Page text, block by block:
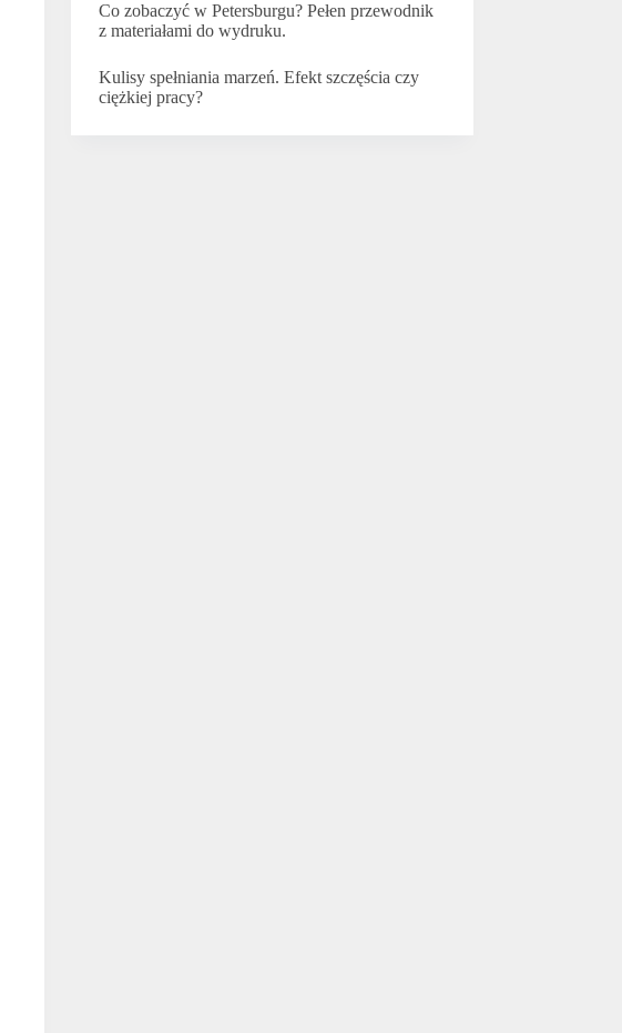
Co zobaczyć w Petersburgu? Pełen przewodnik
z materiałami do wydruku.
Kulisy spełniania marzeń. Efekt szczęścia czy
ciężkiej pracy?